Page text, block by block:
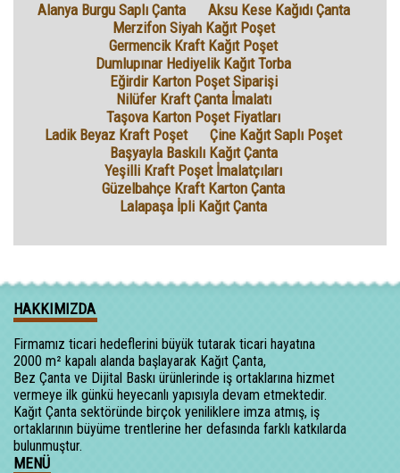
Alanya Burgu Saplı Çanta
Aksu Kese Kağıdı Çanta
Merzifon Siyah Kağıt Poşet
Germencik Kraft Kağıt Poşet
Dumlupınar Hediyelik Kağıt Torba
Eğirdir Karton Poşet Siparişi
Nilüfer Kraft Çanta İmalatı
Taşova Karton Poşet Fiyatları
Ladik Beyaz Kraft Poşet
Çine Kağıt Saplı Poşet
Başyayla Baskılı Kağıt Çanta
Yeşilli Kraft Poşet İmalatçıları
Güzelbahçe Kraft Karton Çanta
Lalapaşa İpli Kağıt Çanta
HAKKIMIZDA
Firmamız ticari hedeflerini büyük tutarak ticari hayatına
2000 m² kapalı alanda başlayarak Kağıt Çanta,
Bez Çanta ve Dijital Baskı ürünlerinde iş ortaklarına hizmet
vermeye ilk günkü heyecanlı yapısıyla devam etmektedir.
Kağıt Çanta sektöründe birçok yeniliklere imza atmış, iş
ortaklarının büyüme trentlerine her defasında farklı katkılarda
bulunmuştur.
MENÜ